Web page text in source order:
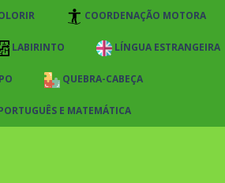
COORDENAÇÃO MOTORA
LABIRINTO LÍNGUA ESTRANGEIRA
QUEBRA-CABEÇA
E MATEMÁTICA